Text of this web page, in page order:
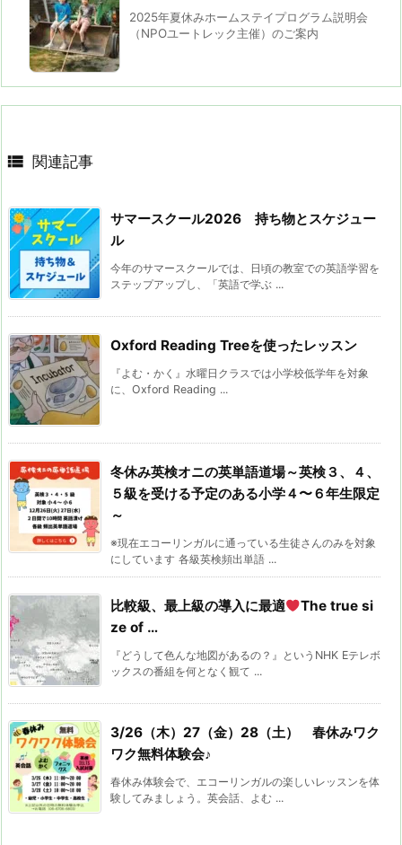
2025年夏休みホームステイプログラム説明会
（NPOユートレック主催）のご案内
 関連記事
サマースクール2026 持ち物とスケジュー
ル
今年のサマースクールでは、日頃の教室での英語学習を
ステップアップし、「英語で学ぶ ...
Oxford Reading Treeを使ったレッスン
『よむ・かく』水曜日クラスでは小学校低学年を対象
に、Oxford Reading ...
冬休み英検オニの英単語道場～英検３、４、
５級を受ける予定のある小学４〜６年生限定
～
※現在エコーリンガルに通っている生徒さんのみを対象
にしています 各級英検頻出単語 ...
比較級、最上級の導入に最適
The true si
ze of …
『どうして色んな地図があるの？』というNHK Eテレボ
ックスの番組を何となく観て ...
3/26（木）27（金）28（土） 春休みワク
ワク無料体験会♪
春休み体験会で、エコーリンガルの楽しいレッスンを体
験してみましょう。英会話、よむ ...